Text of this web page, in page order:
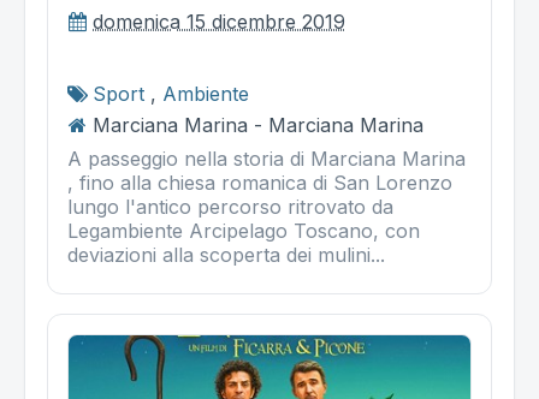
domenica 15 dicembre 2019
Sport , Ambiente
Marciana Marina - Marciana Marina
A passeggio nella storia di Marciana Marina
, fino alla chiesa romanica di San Lorenzo
lungo l'antico percorso ritrovato da
Legambiente Arcipelago Toscano, con
deviazioni alla scoperta dei mulini...